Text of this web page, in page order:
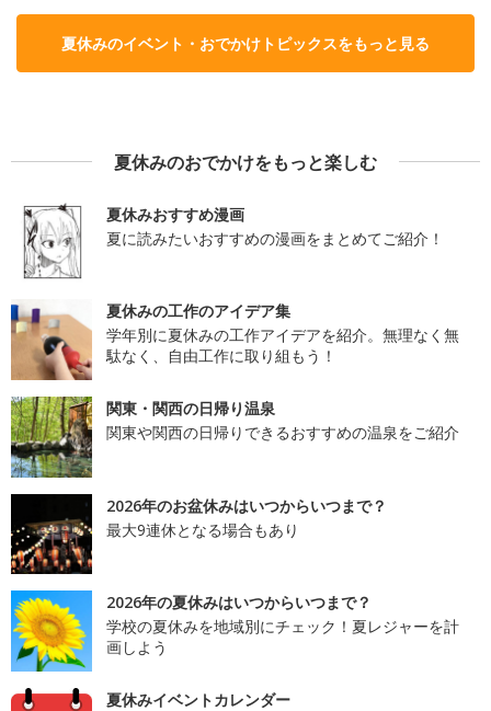
夏休みのイベント・おでかけトピックスをもっと見る
夏休みのおでかけをもっと楽しむ
夏休みおすすめ漫画
夏に読みたいおすすめの漫画をまとめてご紹介！
夏休みの工作のアイデア集
学年別に夏休みの工作アイデアを紹介。無理なく無
駄なく、自由工作に取り組もう！
関東・関西の日帰り温泉
関東や関西の日帰りできるおすすめの温泉をご紹介
2026年のお盆休みはいつからいつまで？
最大9連休となる場合もあり
2026年の夏休みはいつからいつまで？
学校の夏休みを地域別にチェック！夏レジャーを計
画しよう
夏休みイベントカレンダー